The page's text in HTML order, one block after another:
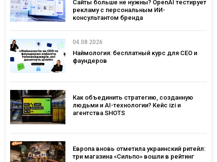
Сайты больше не нужны? OpenAI тестирует
рекламу с персональным ИИ-
консультантом бренда
04.08.2026
Наймология: бесплатный курс для CEO и
фаундеров
Как объединить стратегию, созданную
людьми и AI-технологии? Кейс izi и
агентства SHOTS
Европа вновь отметила украинский ритейл:
три магазина «Сильпо» вошли в рейтинг